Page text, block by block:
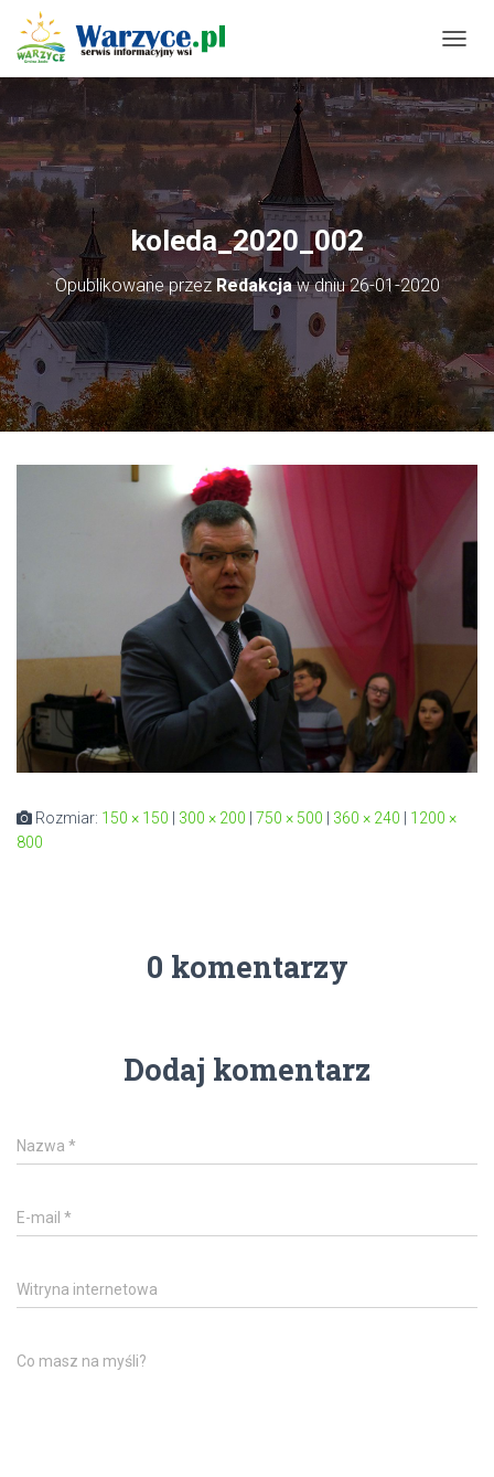
R
Z
E
Ł
Z
A
I
G
A
J
koleda_2020_002
Opublikowane przezRedakcjaw dniu26-01-2020
Rozmiar: 150 × 150 300 × 200 750 × 500 360 × 240
1200 ×
800
0 komentarzy
Dodaj komentarz
Nazwa *
E-mail *
Witryna internetowa
Co masz na myśli?